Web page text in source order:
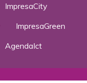
ImpresaCity
ImpresaGreen
AgendaIct